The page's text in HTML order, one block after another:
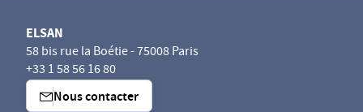
ELSAN
58 bis rue la Boétie - 75008 Paris
+33 1 58 56 16 80
Nous contacter